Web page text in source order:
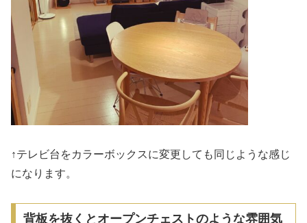
↑テレビ台をカラーボックスに変更しても同じような感じ
になります。
背板を抜くとオープンチェストのような雰囲気